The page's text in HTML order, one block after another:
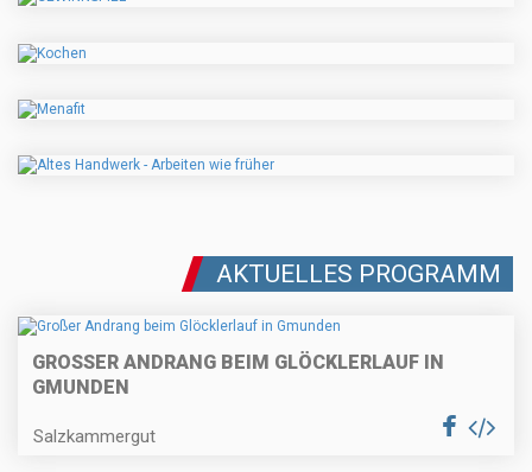
AKTUELLES PROGRAMM
GROSSER ANDRANG BEIM GLÖCKLERLAUF IN G
MUNDEN
Salzkammergut